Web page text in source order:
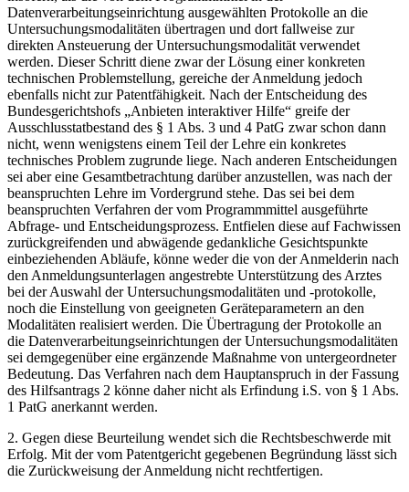
Datenverarbeitungseinrichtung ausgewählten Protokolle an die
Untersuchungsmodalitäten übertragen und dort fallweise zur
direkten Ansteuerung der Untersuchungsmodalität verwendet
werden. Dieser Schritt diene zwar der Lösung einer konkreten
technischen Problemstellung, gereiche der Anmeldung jedoch
ebenfalls nicht zur Patentfähigkeit. Nach der Entscheidung des
Bundesgerichtshofs „Anbieten interaktiver Hilfe“ greife der
Ausschlusstatbestand des § 1 Abs. 3 und 4 PatG zwar schon dann
nicht, wenn wenigstens einem Teil der Lehre ein konkretes
technisches Problem zugrunde liege. Nach anderen Entscheidungen
sei aber eine Gesamtbetrachtung darüber anzustellen, was nach der
beanspruchten Lehre im Vordergrund stehe. Das sei bei dem
beanspruchten Verfahren der vom Programmmittel ausgeführte
Abfrage- und Entscheidungsprozess. Entfielen diese auf Fachwissen
zurückgreifenden und abwägende gedankliche Gesichtspunkte
einbeziehenden Abläufe, könne weder die von der Anmelderin nach
den Anmeldungsunterlagen angestrebte Unterstützung des Arztes
bei der Auswahl der Untersuchungsmodalitäten und -protokolle,
noch die Einstellung von geeigneten Geräteparametern an den
Modalitäten realisiert werden. Die Übertragung der Protokolle an
die Datenverarbeitungseinrichtungen der Untersuchungsmodalitäten
sei demgegenüber eine ergänzende Maßnahme von untergeordneter
Bedeutung. Das Verfahren nach dem Hauptanspruch in der Fassung
des Hilfsantrags 2 könne daher nicht als Erfindung i.S. von § 1 Abs.
1 PatG anerkannt werden.
2. Gegen diese Beurteilung wendet sich die Rechtsbeschwerde mit
Erfolg. Mit der vom Patentgericht gegebenen Begründung lässt sich
die Zurückweisung der Anmeldung nicht rechtfertigen.